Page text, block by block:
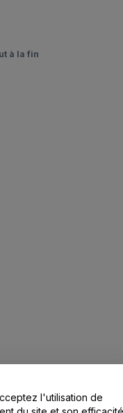
à la fin
contacterl'utilisation de